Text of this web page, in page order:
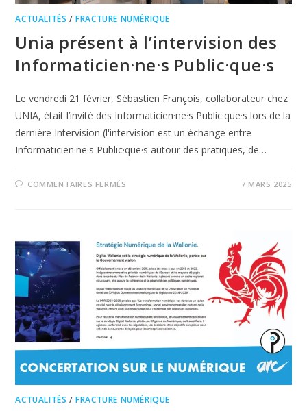
ACTUALITÉS /FRACTURE NUMÉRIQUE
Unia présent à l’intervision des
Informaticien·ne·s Public·que·s
Le vendredi 21 février, Sébastien François, collaborateur chez
UNIA, était l’invité des Informaticien·ne·s Public·que·s lors de la
dernière Intervision (l'intervision est un échange entre
Informaticien·ne·s Public·que·s autour des pratiques, de…
COMMENTAIRES FERMÉS 7 MARS 2025
ACTUALITÉS /FRACTURE NUMÉRIQUE